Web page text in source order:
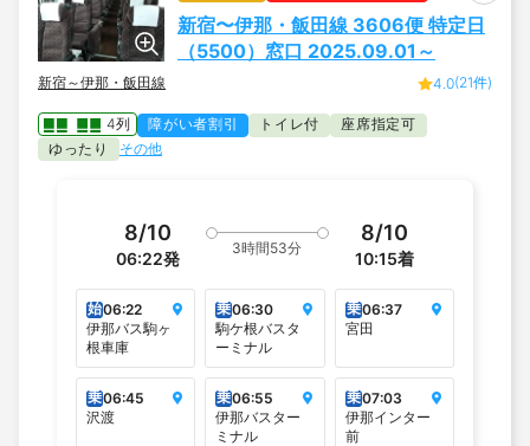
新宿〜伊那・飯田線 3606便 特定日
（5500）窓口 2025.09.01～
新宿～伊那・飯田線 4.0(21件)
4列 障がい者割引 トイレ付
座席指定可
ゆったり
その他
8/10
06:22発
3時間53分
8/10
10:15着
始06:22
伊那バス駒ヶ
根車庫
乗06:30
駒ケ根バスタ
ーミナル
乗06:37
宮田
乗06:45
沢渡
乗06:55
伊那バスター
ミナル
乗07:03
伊那インター
前